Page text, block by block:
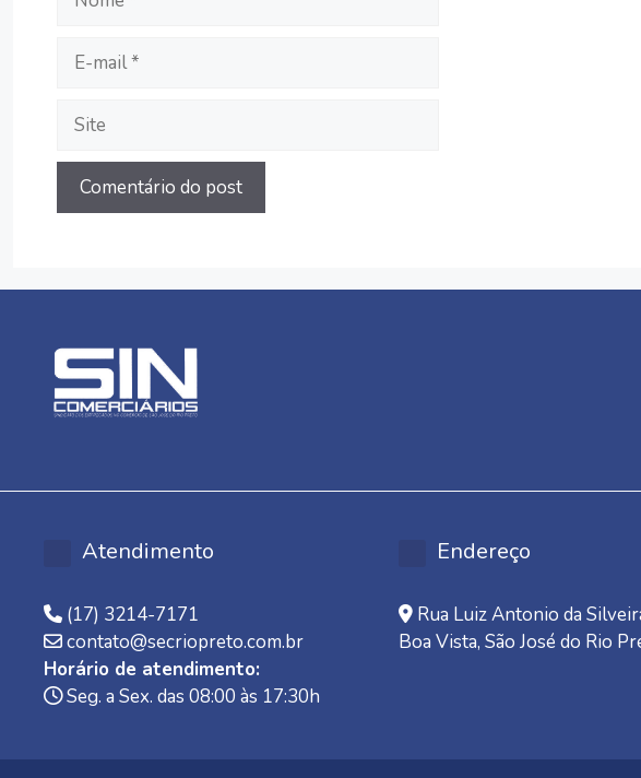
mail
Site
Atendimento
(17) 3214-7171
contato@secriopreto.com.br
Horário de atendimento:
Seg. a Sex. das 08:00 às 17:30h
Endereço
Rua Luiz Antonio da
Boa Vista, São José do Rio